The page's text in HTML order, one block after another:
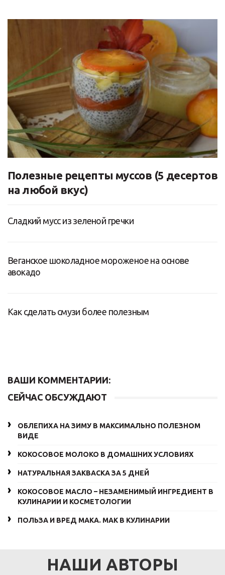
Полезные рецепты муссов (5 десертов
на любой вкус)
Сладкий мусс из зеленой гречки
Веганское шоколадное мороженое на основе
авокадо
Как сделать смузи более полезным
ВАШИ КОММЕНТАРИИ:
СЕЙЧАС ОБСУЖДАЮТ
ОБЛЕПИХА НА ЗИМУ В МАКСИМАЛЬНО ПОЛЕЗНОМ
ВИДЕ
КОКОСОВОЕ МОЛОКО В ДОМАШНИХ УСЛОВИЯХ
НАТУРАЛЬНАЯ ЗАКВАСКА ЗА 5 ДНЕЙ
КОКОСОВОЕ МАСЛО – НЕЗАМЕНИМЫЙ ИНГРЕДИЕНТ В
КУЛИНАРИИ И КОСМЕТОЛОГИИ
ПОЛЬЗА И ВРЕД МАКА. МАК В КУЛИНАРИИ
НАШИ АВТОРЫ